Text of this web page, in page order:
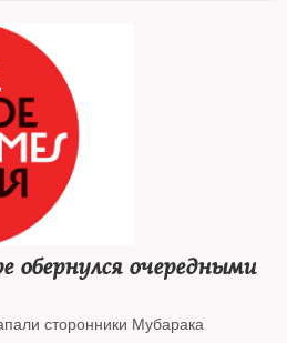
обернулся очередными
сторонники Мубарака